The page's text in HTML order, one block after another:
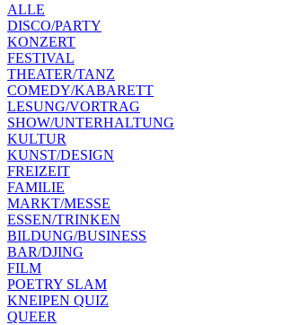
ALLE
DISCO/PARTY
KONZERT
FESTIVAL
THEATER/TANZ
COMEDY/KABARETT
LESUNG/VORTRAG
SHOW/UNTERHALTUNG
KULTUR
KUNST/DESIGN
FREIZEIT
FAMILIE
MARKT/MESSE
ESSEN/TRINKEN
BILDUNG/BUSINESS
BAR/DJING
FILM
POETRY SLAM
KNEIPEN QUIZ
QUEER